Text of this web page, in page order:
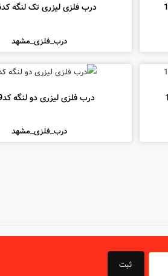
درب فلزی لیزری تک لنگه کد1046
درب_فلزی_مشهد
درب فلزی لیزری دو لنگه کد2049
درب_فلزی_مشهد
ثبت